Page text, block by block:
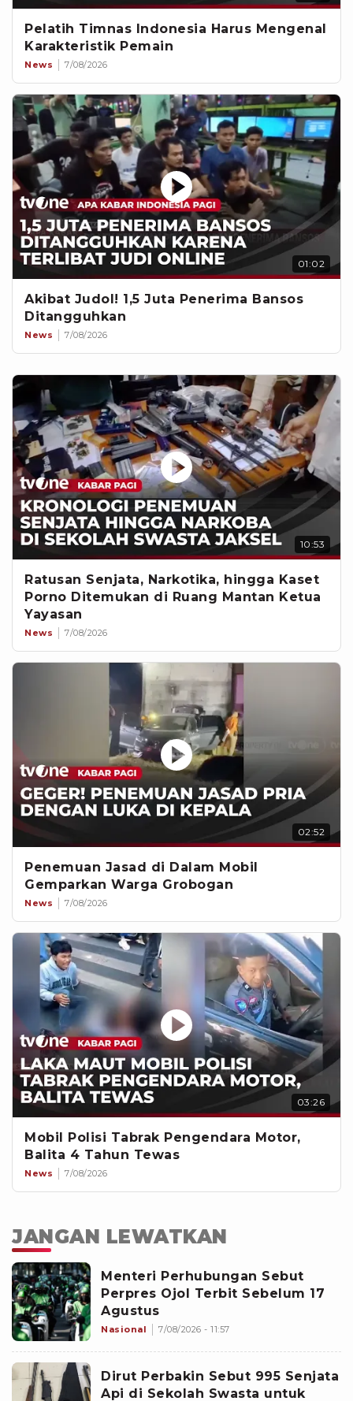
Pelatih Timnas Indonesia Harus Mengenal
Karakteristik Pemain
News 7/08/2026
01:02
Akibat Judol! 1,5 Juta Penerima Bansos
Ditangguhkan
News 7/08/2026
10:53
Ratusan Senjata, Narkotika, hingga Kaset
Porno Ditemukan di Ruang Mantan Ketua
Yayasan
News 7/08/2026
02:52
Penemuan Jasad di Dalam Mobil
Gemparkan Warga Grobogan
News 7/08/2026
03:26
Mobil Polisi Tabrak Pengendara Motor,
Balita 4 Tahun Tewas
News 7/08/2026
JANGAN LEWATKAN
Menteri Perhubungan Sebut
Perpres Ojol Terbit Sebelum 17
Agustus
Nasional 7/08/2026 - 11:57
Dirut Perbakin Sebut 995 Senjata
Api di Sekolah Swasta untuk